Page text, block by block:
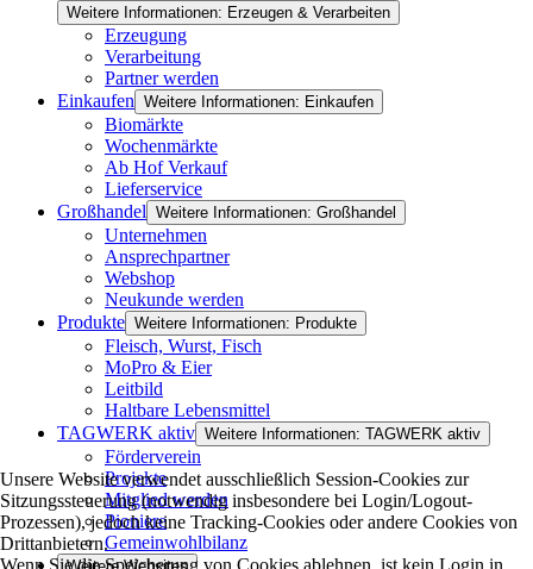
Weitere Informationen: Erzeugen & Verarbeiten
Erzeugung
Verarbeitung
Partner werden
Einkaufen Weitere Informationen: Einkaufen
Biomärkte
Wochenmärkte
Ab Hof Verkauf
Lieferservice
Großhandel Weitere Informationen: Großhandel
Unternehmen
Ansprechpartner
Webshop
Neukunde werden
Produkte Weitere Informationen: Produkte
Fleisch, Wurst, Fisch
MoPro & Eier
Leitbild
Haltbare Lebensmittel
TAGWERK aktiv Weitere Informationen: TAGWERK aktiv
Förderverein
Projekte
Mitglied werden
Pioniere
Gemeinwohlbilanz
Unsere Website verwendet ausschließlich Session-Cookies zur
Sitzungssteuerung (notwendig insbesondere bei Login/Logout-
Prozessen), jedoch keine Tracking-Cookies oder andere Cookies von
Drittanbietern.
Wenn Sie die Speicherung von Cookies ablehnen, ist kein Login in